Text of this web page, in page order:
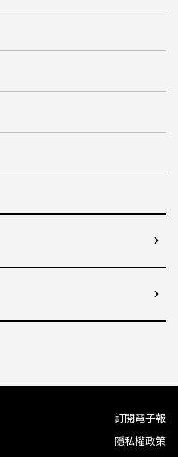
訂閱電子報
隱私權政策